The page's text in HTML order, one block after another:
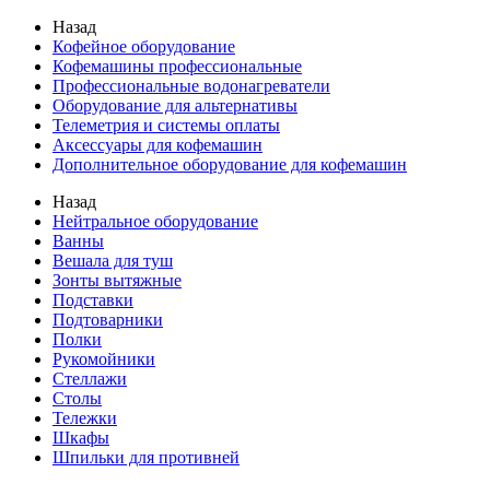
Назад
Кофейное оборудование
Кофемашины профессиональные
Профессиональные водонагреватели
Оборудование для альтернативы
Телеметрия и системы оплаты
Аксессуары для кофемашин
Дополнительное оборудование для кофемашин
Назад
Нейтральное оборудование
Ванны
Вешала для туш
Зонты вытяжные
Подставки
Подтоварники
Полки
Рукомойники
Стеллажи
Столы
Тележки
Шкафы
Шпильки для противней